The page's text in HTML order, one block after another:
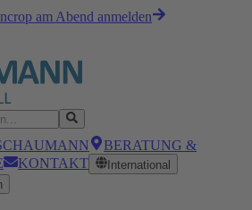
am Abend anmelden
BERATUNG &
KONTAKT
International